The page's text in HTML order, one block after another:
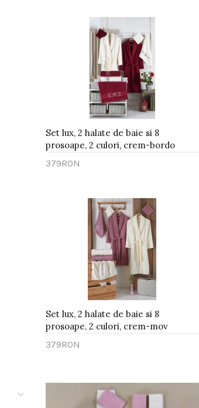
Set lux, 2 halate de baie si 8
prosoape, 2 culori, crem-bordo
379RON
Set lux, 2 halate de baie si 8
prosoape, 2 culori, crem-mov
379RON